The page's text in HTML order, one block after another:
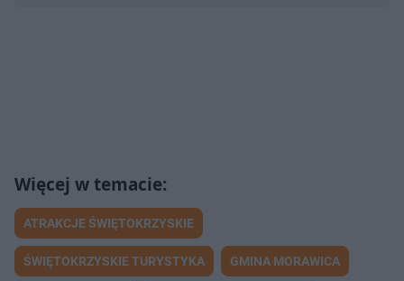
ATRAKCJE ŚWIĘTOKRZYSKIE
ŚWIĘTOKRZYSKIE TURYSTYKA GMINA MORAWICA